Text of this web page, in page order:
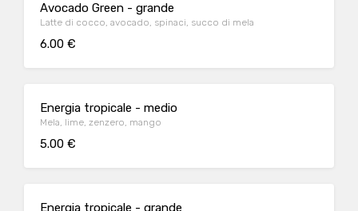
Avocado Green - grande
Latte di cocco, avocado, spinaci, succo di mela
6.00 €
Energia tropicale - medio
Mela, lime, zenzero, mango
5.00 €
Energia tropicale - grande